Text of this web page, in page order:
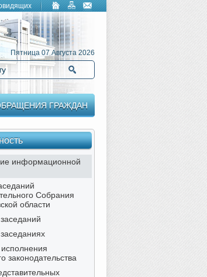
Пятница 07 Августа 2026
ГРАЖДАН
информационной
Собрания
области
законодательства